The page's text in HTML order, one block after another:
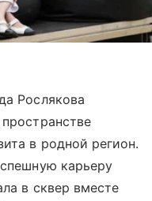
Рослякова
в родной регион.
карьеру
в сквер вместе